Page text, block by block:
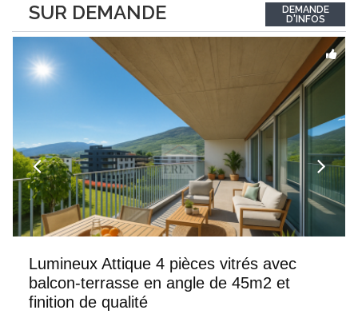
SUR DEMANDE
master suite, elegant reception areas, and a spacious terrace
overlooking a peaceful and green...
DEMANDE
D'INFOS
Lumineux Attique 4 pièces vitrés avec
balcon-terrasse en angle de 45m2 et
finition de qualité